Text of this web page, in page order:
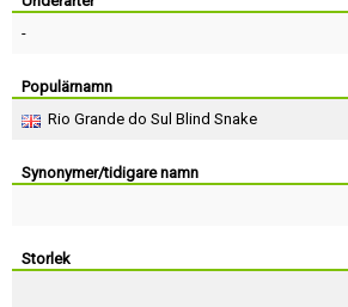
-
Populärnamn
Rio Grande do Sul Blind Snake
Synonymer/tidigare namn
Storlek